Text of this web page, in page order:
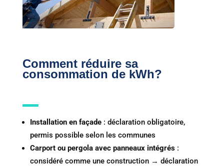
Comment réduire sa
consommation de kWh?
Installation en façade: déclaration obligatoire,
permis possible selon les communes
Carport ou pergola avec panneaux intégrés:
considéré comme une construction → déclaration